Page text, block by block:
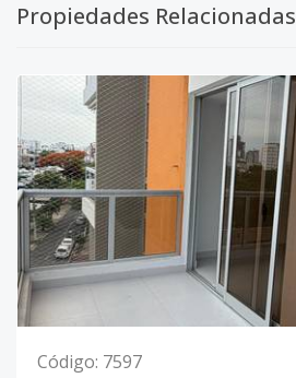
Propiedades Relacionadas
Código: 7597